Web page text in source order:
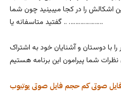
اشکالش را در کجا میبینید چون شما
گفتید متاسفانه یا .. …………………
با دوستان و آشنایان خود به اشتراک
یوتیوب فایل صوتی صوتی کم حجم